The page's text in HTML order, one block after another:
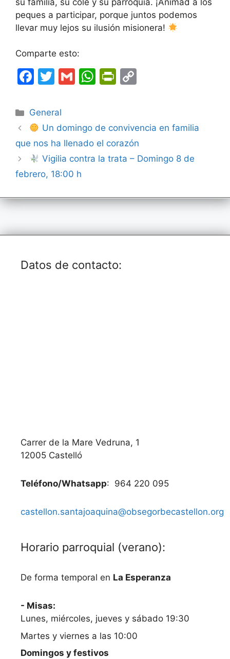
peques a participar, porque juntos podemos
llevar muy lejos su ilusión misionera!
Comparte esto:
F
c
e
b
o
o
T
itt
er
G
l
W
s
A
p
Pr
ri
e
n
y
Li
n
Categorías
General
Un domingo de convivencia en familia
que nos ha llenado el corazón
Vigilia contra la trata – Domingo 8 de
febrero, 18:00 h
Datos de contacto:
Carrer de la Mare Vedruna, 1
12005 Castelló
Teléfono/Whatsapp: 964 220 095
castellon.santajoaquina@obsegorbecastellon.org
Horario parroquial (verano):
De forma temporal en La Esperanza
- Misas:
Lunes, miércoles, jueves y sábado 19:30
Martes y viernes a las 10:00
Domingos y festivos